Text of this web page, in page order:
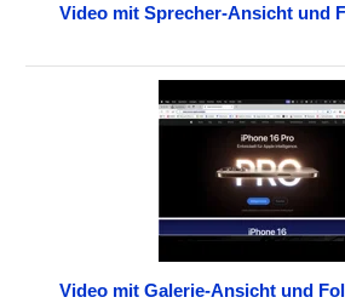
Video mit Sprecher-Ansicht und
Video mit Galerie-Ansicht und